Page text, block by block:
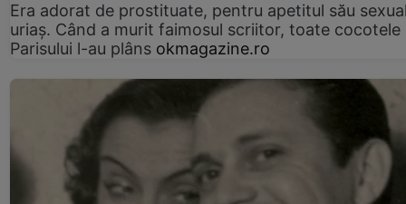
Era adorat de prostituate, pentru apetitul său
uriaș. Când a murit faimosul scriitor, toate cocotele
Parisului l-au plâns okmagazine.ro